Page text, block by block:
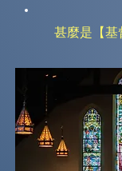
甚麼是【